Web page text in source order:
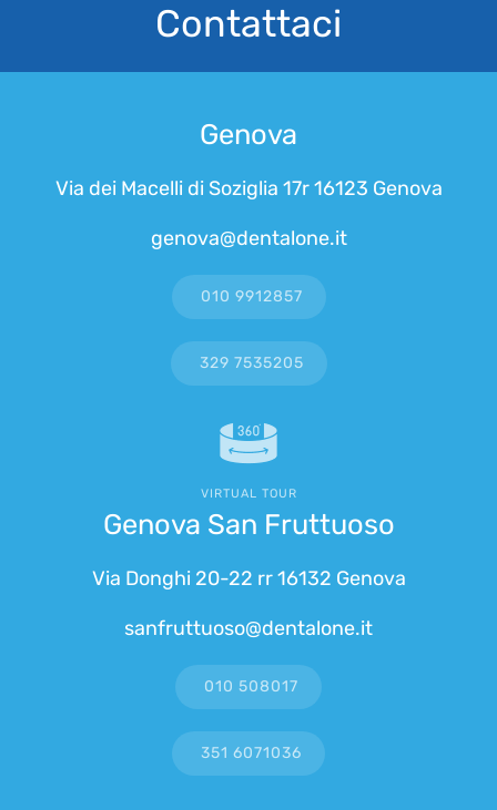
Contattaci
Genova
Via dei Macelli di Soziglia 17r 16123 Genova
genova@dentalone.it
010 9912857
329 7535205
VIRTUAL TOUR
Genova San Fruttuoso
Via Donghi 20-22 rr 16132 Genova
sanfruttuoso@dentalone.it
010 508017
351 6071036